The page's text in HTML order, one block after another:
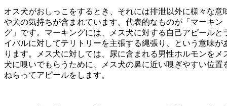
オス犬がおしっこをするとき、それには排泄以外に様々な意
や犬の気持ちが含まれています。代表的なものが「マーキン
グ」です。マーキングには、メス犬に対する自己アピールと
イバルに対してテリトリーを主張する縄張り、という意味が
ります。メス犬に対しては、尿に含まれる男性ホルモンをメ
犬に嗅いでもらうために、メス犬の鼻に近い嗅ぎやすい位置
ねらってアピールをします。